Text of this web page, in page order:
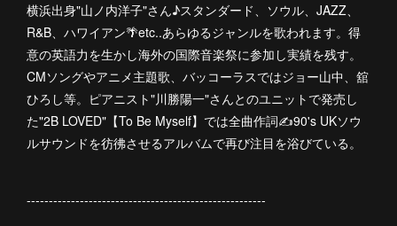
横浜出身"山ノ内洋子"さん♪スタンダード、ソウル、JAZZ、
R&B、ハワイアン🌴etc..あらゆるジャンルを歌われます。得
意の英語力を生かし海外の国際音楽祭に参加し実績を残す。
CMソングやアニメ主題歌、バッコーラスではジョー山中、舘
ひろし等。ピアニスト"川勝陽一"さんとのユニットで発売し
た"2B LOVED"【To Be Myself】では全曲作詞✍️90's UKソウ
ルサウンドを彷彿させるアルバムで再び注目を浴びている。
------------------------------------------------------